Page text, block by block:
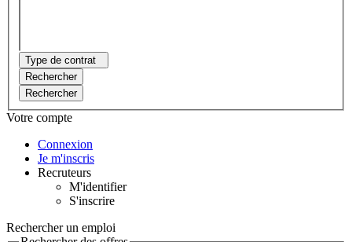
Type de contrat
Rechercher
Rechercher
Votre compte
Connexion
Je m'inscris
Recruteurs
M'identifier
S'inscrire
Rechercher un emploi